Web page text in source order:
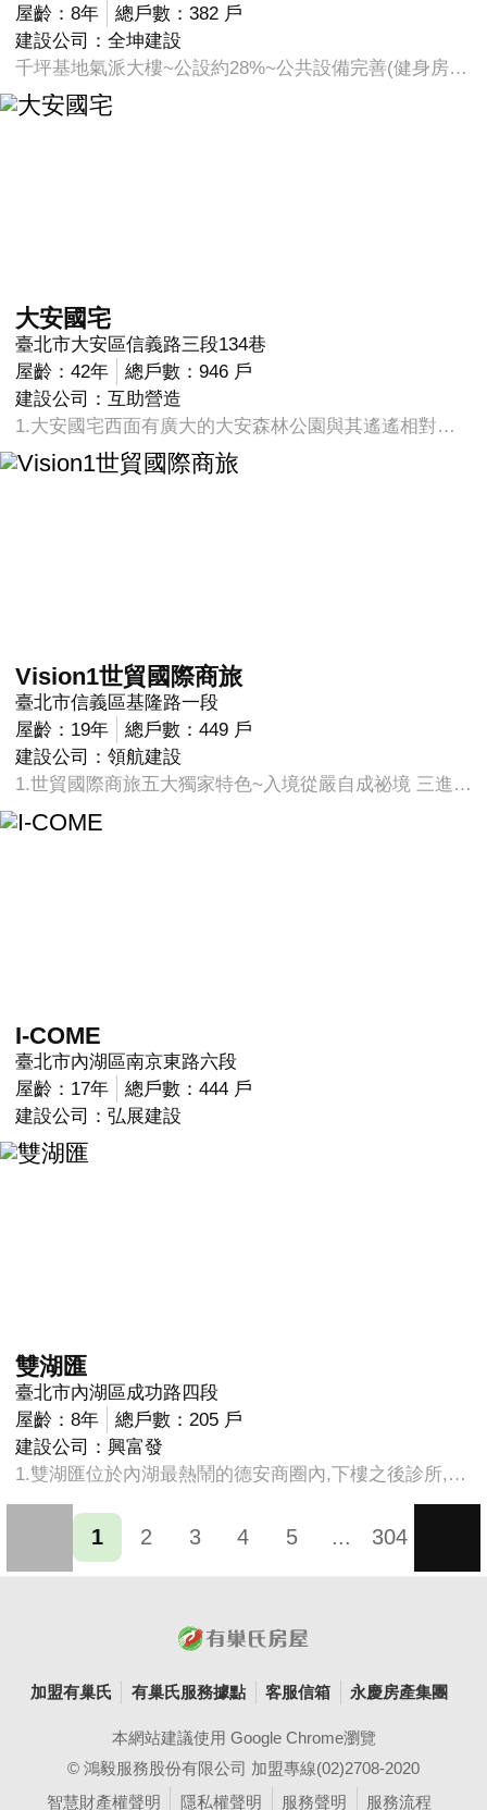
屋齡：8年
總戶數：382 戶
建設公司：全坤建設
千坪基地氣派大樓~公設約28%~公共設備完善(健身房、交誼廳、兒童遊戲室、多功能空間、視聽影音室等..)
大安國宅
臺北市大安區信義路三段134巷
屋齡：42年
總戶數：946 戶
建設公司：互助營造
1.大安國宅西面有廣大的大安森林公園與其遙遙相對，為居民戶外休閒活動的良好空間；西南角有台北市立圖書館總館，提供居民舒適的文教活動空間。 2.國宅規劃大街輪廓構想，集中留設空地，並自然形成鄰里廣場，公園綠地和兒童遊戲場所，已構成完整的遊戲設施。 3.AIT現址未來中學預定地、信義聯勤建設預定地等利多。
Vision1世貿國際商旅
臺北市信義區基隆路一段
屋齡：19年
總戶數：449 戶
建設公司：領航建設
1.世貿國際商旅五大獨家特色~入境從嚴自成祕境 三進式挑高門廳 獨立分區迎賓梯廳 挑空天井光舞中庭 V1-CLUB四大生活主題館! 2.四大主題館~當代會館 綠光花園館 能量再生館 熱帶海洋館 3.科技管家隨伺在側高度智慧完美生活~彩色影音隨身控 全球監控網路 空氣品質中央監控 一卡通行入境入嚴 CCTV監視無所遁形 人車進出防護網
I-COME
臺北市內湖區南京東路六段
屋齡：17年
總戶數：444 戶
建設公司：弘展建設
雙湖匯
臺北市內湖區成功路四段
屋齡：8年
總戶數：205 戶
建設公司：興富發
1.雙湖匯位於內湖最熱鬧的德安商圈內,下樓之後診所,醫院,餐飲,小吃,服飾,應有盡有,湖光傳統市場就在附近。 2.生活採買極度便利,距離捷運內湖站步行約2分鐘,未來增值潛力大,國家級碧湖公園也在鄰近,提供假日休閒活動好去處。
1 2 3 4 5 ... 304
加盟有巢氏 有巢氏服務據點 客服信箱 永慶房產集團
本網站建議使用 Google Chrome瀏覽
© 鴻毅服務股份有限公司 加盟專線(02)2708-2020
智慧財產權聲明
隱私權聲明 服務聲明 服務流程